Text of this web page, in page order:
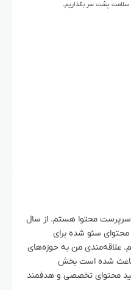
سلامت پشت سر بگذاریم.
سرپرست محتوا هستم. از سال
محتوای سئو شده برای
علاقه‌مندی من به حوزه‌های
باعث شده است بخش
محتوای تخصصی و هدفمند